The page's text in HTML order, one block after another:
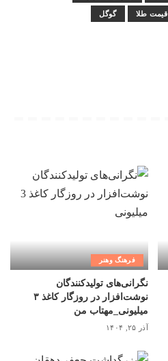
طلا گوگل
فرهنگ وهنر
نگرانی‌های تولیدکنندگان
نوشت‌افزار در روزگار کاغذ ۳
میلیونی_مهتاب من
آذر ۲۵, ۱۴۰۴